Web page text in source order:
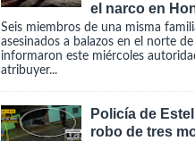
el narco en
Seis miembros de una misma
asesinados a balazos en el norte
informaron este miércoles
atribuyer...
Policía de
robo de tres